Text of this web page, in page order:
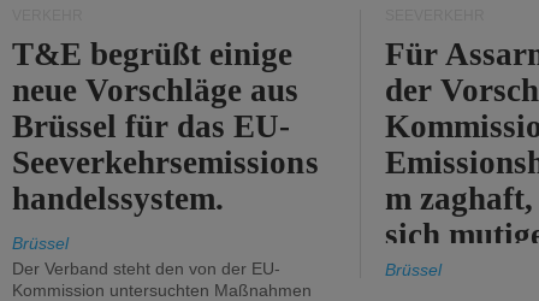
T&E begrüßt einige
neue Vorschläge aus
Brüssel für das EU-
Seeverkehrsemissions
handelssystem.
Brüssel
Der Verband steht den von der EU-
Kommission untersuchten Maßnahmen
Für
der
m
sich
Brüssel